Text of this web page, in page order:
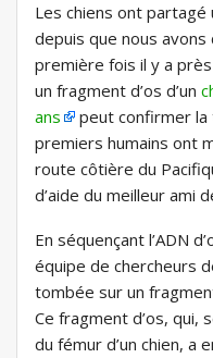
Les chiens ont partagé
depuis que nous
première fois il y a
un fragment d’os d’un
ans
peut confirmer la
premiers humains ont
route côtière du
d’aide du meilleur ami
En séquençant l’ADN
équipe de chercheurs
tombée sur un
Ce fragment d’os, qui,
du fémur d’un chien, a